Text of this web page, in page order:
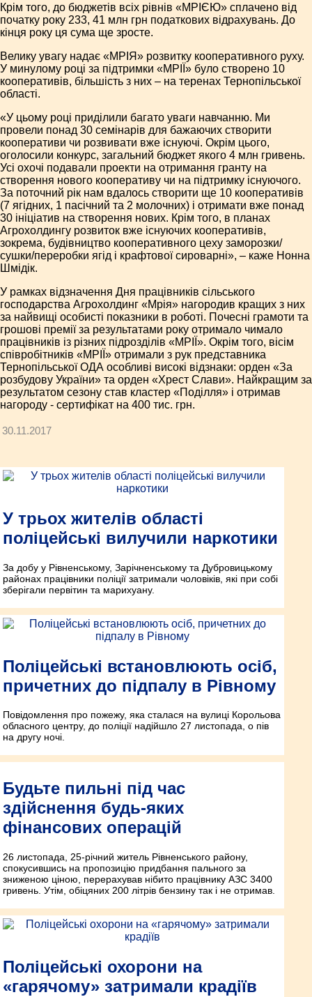
Крім того, до бюджетів всіх рівнів «МРІЄЮ» сплачено від
початку року 233, 41 млн грн податкових відрахувань. До
кінця року ця сума ще зросте.
Велику увагу надає «МРІЯ» розвитку кооперативного руху.
У минулому році за підтримки «МРІЇ» було створено 10
кооперативів, більшість з них – на теренах Тернопільської
області.
«У цьому році приділили багато уваги навчанню. Ми
провели понад 30 семінарів для бажаючих створити
кооперативи чи розвивати вже існуючі. Окрім цього,
оголосили конкурс, загальний бюджет якого 4 млн гривень.
Усі охочі подавали проекти на отримання гранту на
створення нового кооперативу чи на підтримку існуючого.
За поточний рік нам вдалось створити ще 10 кооперативів
(7 ягідних, 1 пасічний та 2 молочних) і отримати вже понад
30 ініціатив на створення нових. Крім того, в планах
Агрохолдингу розвиток вже існуючих кооперативів,
зокрема, будівництво кооперативного цеху заморозки/
сушки/переробки ягід і крафтової сироварні», – каже Нонна
Шмідік.
У рамках відзначення Дня працівників сільського
господарства Агрохолдинг «Мрія» нагородив кращих з них
за найвищі особисті показники в роботі. Почесні грамоти та
грошові премії за результатами року отримало чимало
працівників із різних підрозділів «МРІЇ». Окрім того, вісім
співробітників «МРІЇ» отримали з рук представника
Тернопільської ОДА особливі високі відзнаки: орден «За
розбудову України» та орден «Хрест Слави». Найкращим за
результатом сезону став кластер «Поділля» і отримав
нагороду - сертифікат на 400 тис. грн.
30.11.2017
У трьох жителів області
поліцейські вилучили наркотики
За добу у Рівненському, Зарічненському та Дубровицькому
районах працівники поліції затримали чоловіків, які при собі
зберігали первітин та марихуану.
Поліцейські встановлюють осіб,
причетних до підпалу в Рівному
Повідомлення про пожежу, яка сталася на вулиці Корольова
обласного центру, до поліції надійшло 27 листопада, о пів
на другу ночі.
Будьте пильні під час
здійснення будь-яких
фінансових операцій
26 листопада, 25-річний житель Рівненського району,
спокусившись на пропозицію придбання пального за
зниженою ціною, перерахував нібито працівнику АЗС 3400
гривень. Утім, обіцяних 200 літрів бензину так і не отримав.
Поліцейські охорони на
«гарячому» затримали крадіїв